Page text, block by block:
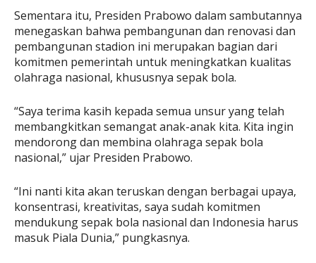
Sementara itu, Presiden Prabowo dalam sambutannya
menegaskan bahwa pembangunan dan renovasi dan
pembangunan stadion ini merupakan bagian dari
komitmen pemerintah untuk meningkatkan kualitas
olahraga nasional, khususnya sepak bola.
“Saya terima kasih kepada semua unsur yang telah
membangkitkan semangat anak-anak kita. Kita ingin
mendorong dan membina olahraga sepak bola
nasional,” ujar Presiden Prabowo.
“Ini nanti kita akan teruskan dengan berbagai upaya,
konsentrasi, kreativitas, saya sudah komitmen
mendukung sepak bola nasional dan Indonesia harus
masuk Piala Dunia,” pungkasnya.